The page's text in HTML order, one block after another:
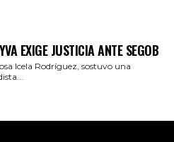
EXIGE JUSTICIA ANTE SEGOB
Icela Rodríguez, sostuvo una